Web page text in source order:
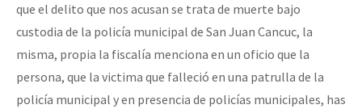
que el delito que nos acusan se trata de muerte bajo
custodia de la policía municipal de San Juan Cancuc, la
misma, propia la fiscalía menciona en un oficio que la
persona, que la victima que falleció en una patrulla de la
policía municipal y en presencia de policías municipales, has